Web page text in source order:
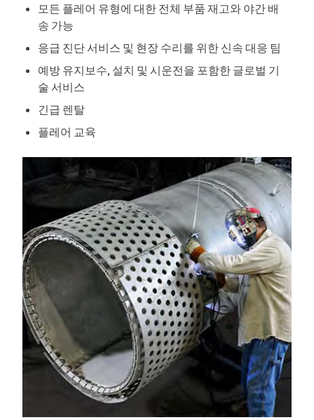
모든 플레어 유형에 대한 전체 부품 재고와 야간 배
송 가능
응급 진단 서비스 및 현장 수리를 위한 신속 대응 팀
예방 유지보수, 설치 및 시운전을 포함한 글로벌 기
술 서비스
긴급 렌탈
플레어 교육